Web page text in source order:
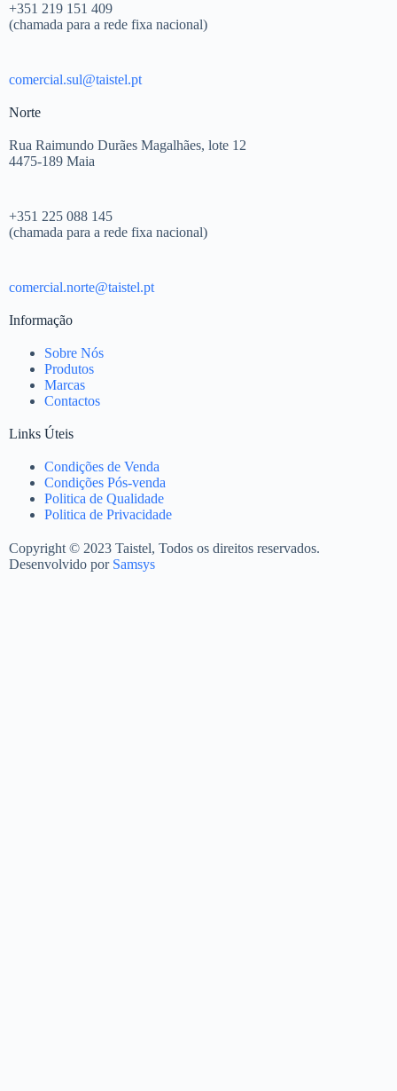
+351 219 151 409
(chamada para a rede fixa nacional)
comercial.sul@taistel.pt
Norte
Rua Raimundo Durães Magalhães, lote 12
4475-189 Maia
+351 225 088 145
(chamada para a rede fixa nacional)
comercial.norte@taistel.pt
Informação
Sobre Nós
Produtos
Marcas
Contactos
Links Úteis
Condições de Venda
Condições Pós-venda
Politica de Qualidade
Politica de Privacidade
Copyright © 2023 Taistel, Todos os direitos reservados.
Desenvolvido por Samsys